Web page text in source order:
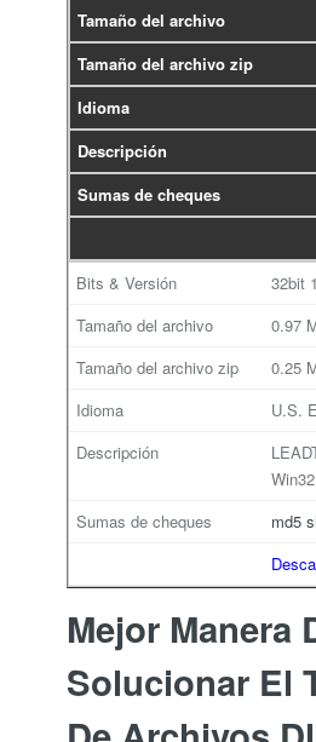
Tamaño del archivo
Tamaño del archivo zip
Idioma
Descripción
Sumas de cheques
32bit
0.97
0.25
U.S.
Win32
md5
Mejor Manera
Solucionar El